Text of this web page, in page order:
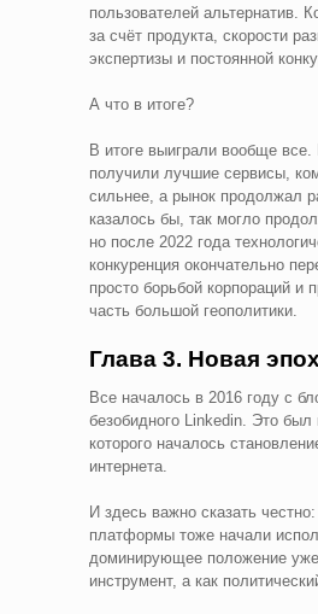
пользователей альтернатив.
за счёт продукта, скорости
экспертизы и постоянной
А что в итоге?
В итоге выиграли вообще все.
получили лучшие сервисы,
сильнее, а рынок продолжал
казалось бы, так могло
но после 2022 года
конкуренция окончательно
просто борьбой корпораций и
часть большой геополитики.
Глава 3. Новая
Все началось в 2016 году с
безобидного Linkedin. Это
которого началось
интернета.
И здесь важно сказать
платформы тоже начали
доминирующее положение уже
инструмент, а как